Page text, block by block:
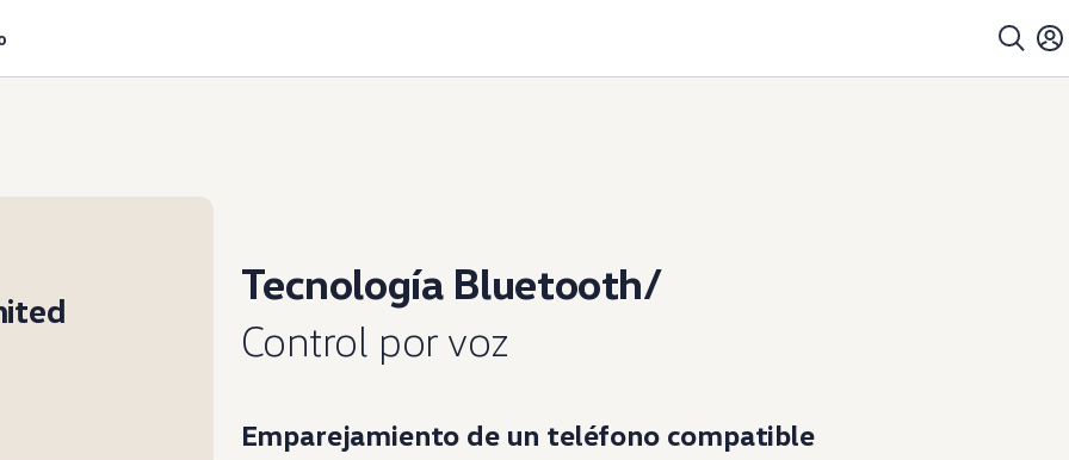
Tecnología Bluetooth/
Control por voz
Emparejamiento de un teléfono compatible